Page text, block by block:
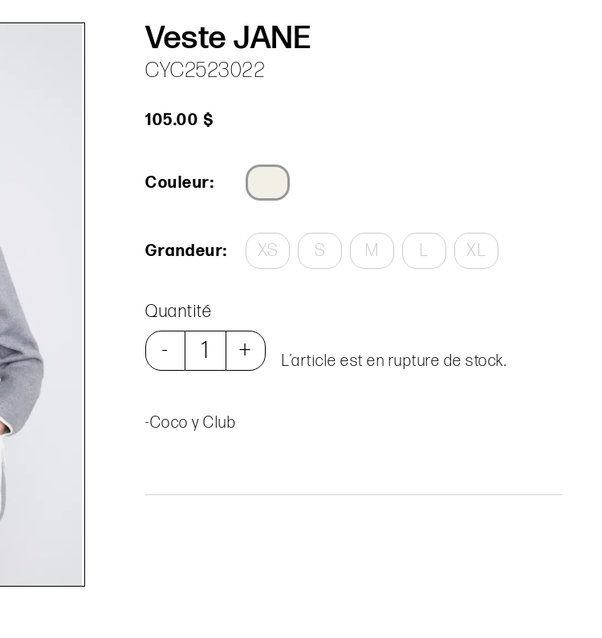
Veste JANE
CYC2523022
105.00 $
Couleur:
Grandeur: XS S M L XL
Quantité
- + L’article est en rupture de stock.
-Coco y Club